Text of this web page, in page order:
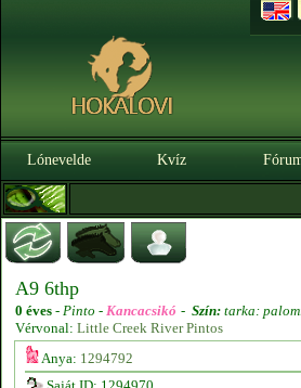
Lónevelde Kvíz
A9 6thp
0 éves - Pinto - Kancacsikó - Szín: tarka:
Vérvonal: Little Creek River Pintos
Anya: 1294792